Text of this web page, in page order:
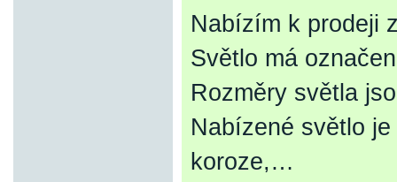
Nabízím k prodeji
Světlo má
Rozměry světla
Nabízené světlo
koroze,…